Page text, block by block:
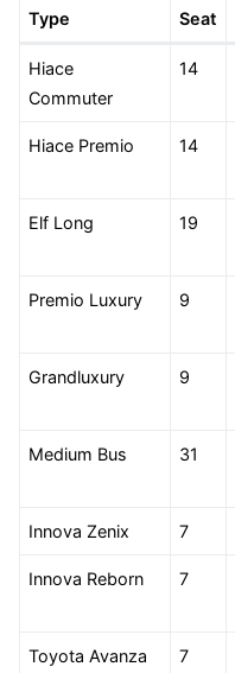
Type Seat
Hiace
Commuter
14
Hiace Premio 14
Elf Long 19
Premio Luxury 9
Grandluxury 9
Medium Bus 31
Innova Zenix 7
Innova Reborn 7
Toyota Avanza 7